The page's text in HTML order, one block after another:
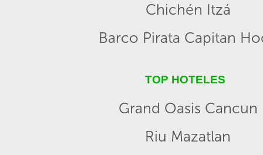
Chichén Itzá
Barco Pirata Capitan
TOP HOTELES
Grand Oasis Cancun
Riu Mazatlan